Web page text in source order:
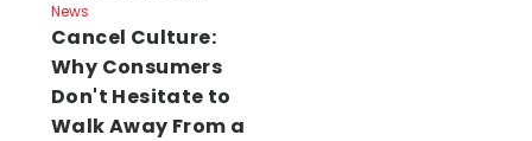
News
Cancel Culture:
Why Consumers
Don't Hesitate to
Walk Away From a